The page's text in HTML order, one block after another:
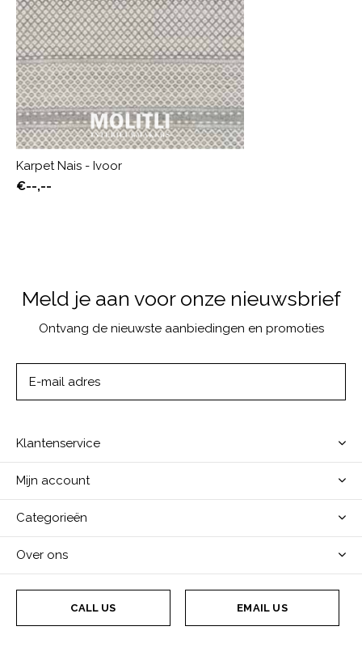
Karpet Nais - Ivoor
€--,--
Meld je aan voor onze nieuwsbrief
Ontvang de nieuwste aanbiedingen en promoties
Klantenservice
Mijn account
Categorieën
Over ons
CALL US EMAIL US